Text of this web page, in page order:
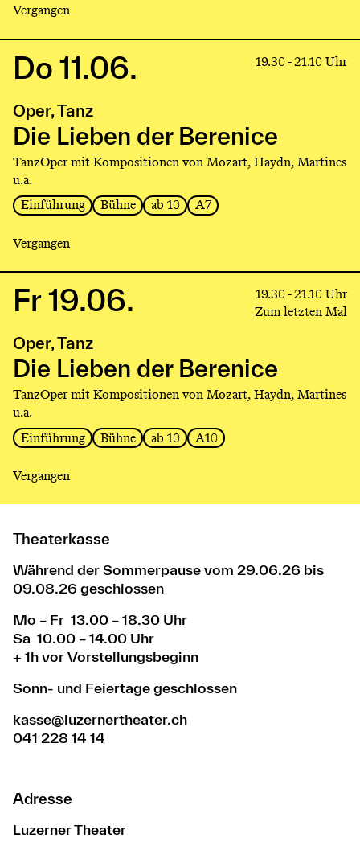
Vergangen
Link
Die
Lieben
der
Berenice
Do 11.06. 19.30 - 21.10 Uhr
Oper, Tanz
Die Lieben der Berenice
TanzOper mit Kompositionen von Mozart, Haydn, Martines
u.a.
Einführung
Bühne ab 10 A7
Vergangen
Link
Die
Lieben
der
Berenice
Fr 19.06.
19.30 - 21.10 Uhr
Zum letzten Mal
Oper, Tanz
Die Lieben der Berenice
TanzOper mit Kompositionen von Mozart, Haydn, Martines
u.a.
Einführung
Bühne ab 10 A10
Vergangen
Theaterkasse
Während der Sommerpause vom 29.06.26 bis
09.08.26 geschlossen
Mo – Fr 13.00 – 18.30 Uhr
Sa 10.00 – 14.00 Uhr
+ 1h vor Vorstellungsbeginn
Sonn- und Feiertage geschlossen
kasse@luzernertheater.ch
041 228 14 14
Adresse
Luzerner Theater